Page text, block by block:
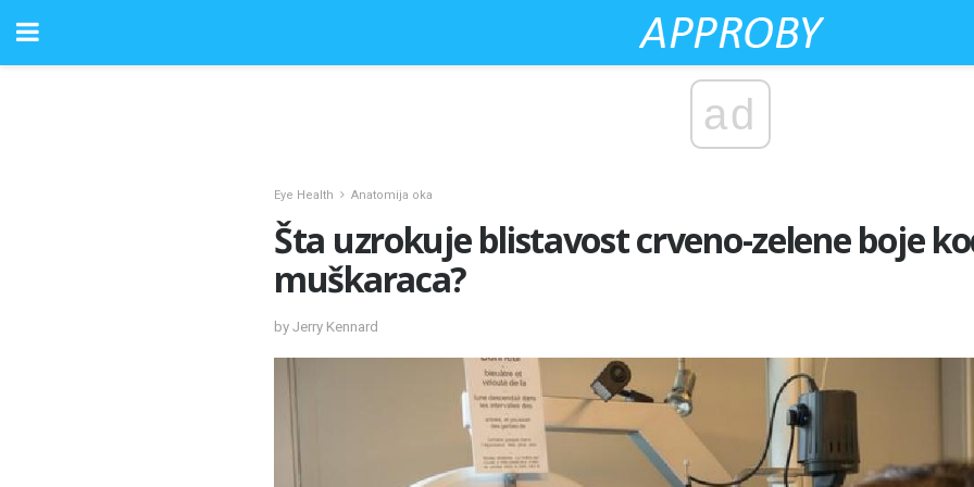
ad
Eye Health Anatomija oka
Šta uzrokuje blistavost crveno-zelene boje
muškaraca?
by Jerry Kennard